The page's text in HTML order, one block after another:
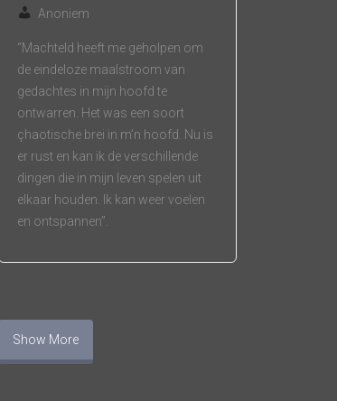
Anoniem
“Machteld heeft me geholpen om
de eindeloze maalstroom van
gedachtes in mijn hoofd te
ontwarren. Het was een soort
çhaotische brei in m’n hoofd. Nu is
er rust en kan ik de verschillende
dingen die in mijn leven spelen uit
elkaar houden. Ik kan weer voelen
en ontspannen”.
Show More